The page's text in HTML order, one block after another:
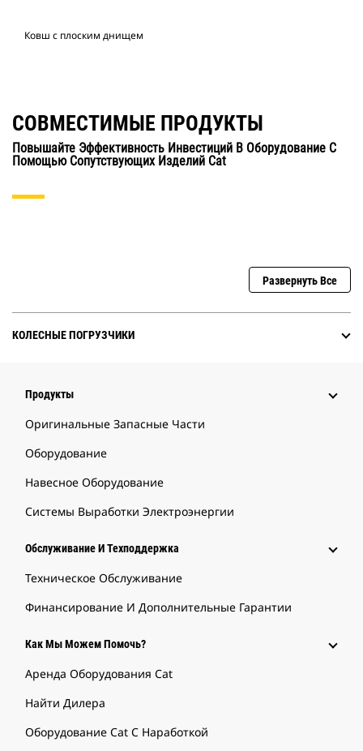
Ковш с плоским днищем
СОВМЕСТИМЫЕ ПРОДУКТЫ
Повышайте Эффективность Инвестиций В Оборудование С
Помощью Сопутствующих Изделий Cat
Развернуть Все
КОЛЕСНЫЕ ПОГРУЗЧИКИ
Продукты
Оригинальные Запасные Части
Оборудование
Навесное Оборудование
Системы Выработки Электроэнергии
Обслуживание И Техподдержка
Техническое Обслуживание
Финансирование И Дополнительные Гарантии
Как Мы Можем Помочь?
Аренда Оборудования Cat
Найти Дилера
Оборудование Cat С Наработкой